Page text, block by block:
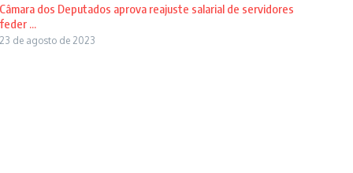
Câmara dos Deputados aprova reajuste salarial de servidores
feder ...
23 de agosto de 2023